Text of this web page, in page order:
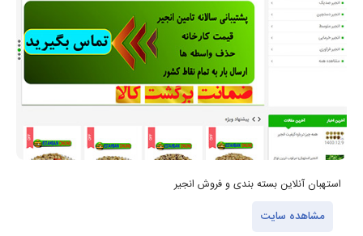
استهبان آنلاین بسته بندی و فروش انجیر
مشاهده سایت